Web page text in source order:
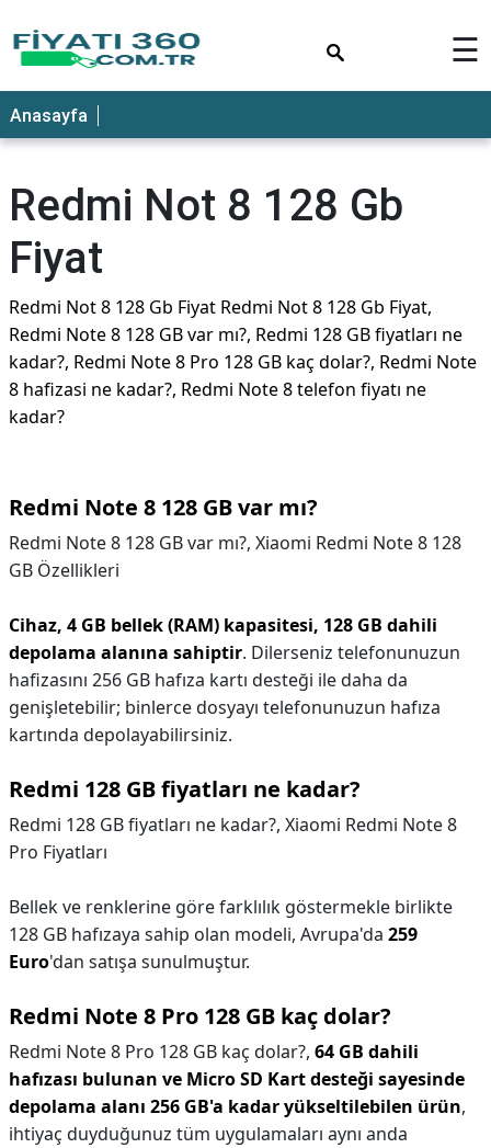
☰
Anasayfa
Redmi Not 8 128 Gb
Fiyat
Redmi Not 8 128 Gb Fiyat Redmi Not 8 128 Gb Fiyat,
Redmi Note 8 128 GB var mı?, Redmi 128 GB fiyatları ne
kadar?, Redmi Note 8 Pro 128 GB kaç dolar?, Redmi Note
8 hafizasi ne kadar?, Redmi Note 8 telefon fiyatı ne
kadar?
Redmi Note 8 128 GB var mı?
Redmi Note 8 128 GB var mı?, Xiaomi Redmi Note 8 128
GB Özellikleri
Cihaz, 4 GB bellek (RAM) kapasitesi, 128 GB dahili
depolama alanına sahiptir. Dilerseniz telefonunuzun
hafizasını 256 GB hafıza kartı desteği ile daha da
genişletebilir; binlerce dosyayı telefonunuzun hafıza
kartında depolayabilirsiniz.
Redmi 128 GB fiyatları ne kadar?
Redmi 128 GB fiyatları ne kadar?, Xiaomi Redmi Note 8
Pro Fiyatları
Bellek ve renklerine göre farklılık göstermekle birlikte
128 GB hafızaya sahip olan modeli, Avrupa'da 259
Euro'dan satışa sunulmuştur.
Redmi Note 8 Pro 128 GB kaç dolar?
Redmi Note 8 Pro 128 GB kaç dolar?, 64 GB dahili
hafızası bulunan ve Micro SD Kart desteği sayesinde
depolama alanı 256 GB'a kadar yükseltilebilen ürün,
ihtiyaç duyduğunuz tüm uygulamaları aynı anda